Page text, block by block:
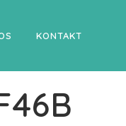
KONTAKT